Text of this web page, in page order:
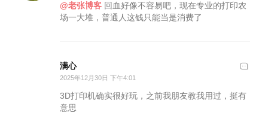
@老张博客 回血好像不容易吧，现在专业的打印农
场一大堆，普通人这钱只能当是消费了
满心
2025年12月30日 下午4:01
3D打印机确实很好玩，之前我朋友教我用过，挺有
意思